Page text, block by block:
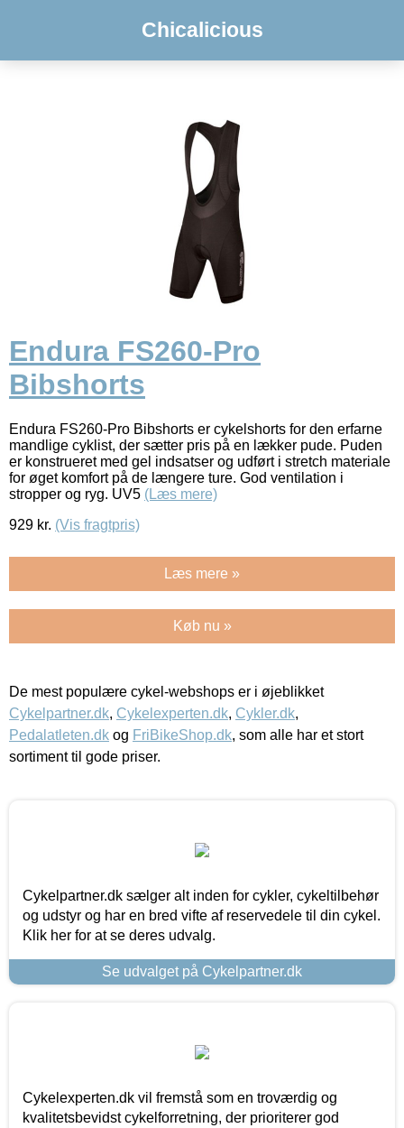
Chicalicious
Endura FS260-Pro
Bibshorts
Endura FS260-Pro Bibshorts er cykelshorts for den erfarne
mandlige cyklist, der sætter pris på en lækker pude. Puden
er konstrueret med gel indsatser og udført i stretch materiale
for øget komfort på de længere ture. God ventilation i
stropper og ryg. UV5 (Læs mere)
929 kr. (Vis fragtpris)
Læs mere »
Køb nu »
De mest populære cykel-webshops er i øjeblikket
Cykelpartner.dk, Cykelexperten.dk, Cykler.dk,
Pedalatleten.dk og FriBikeShop.dk, som alle har et stort
sortiment til gode priser.
Cykelpartner.dk sælger alt inden for cykler, cykeltilbehør
og udstyr og har en bred vifte af reservedele til din cykel.
Klik her for at se deres udvalg.
Se udvalget på Cykelpartner.dk
Cykelexperten.dk vil fremstå som en troværdig og
kvalitetsbevidst cykelforretning, der prioriterer god